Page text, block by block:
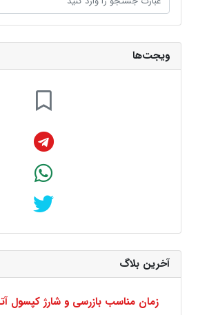
ویجت‌ها
آخرین بلاگ
زمان مناسب بازرسی و شارژ کپسول